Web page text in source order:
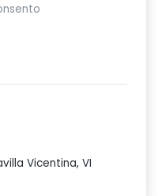
Vicentina, VI